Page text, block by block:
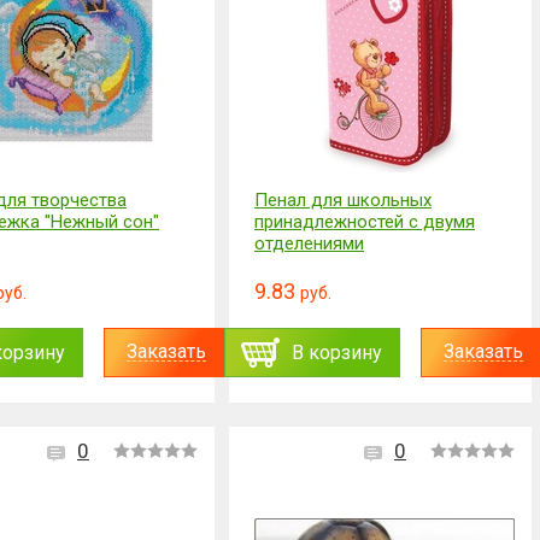
творчества
"Нежный сон"
Заказать
Пенал для школьных
принадлежностей с двумя
отделениями
9.83 руб.
В корзину Заказать
0 0